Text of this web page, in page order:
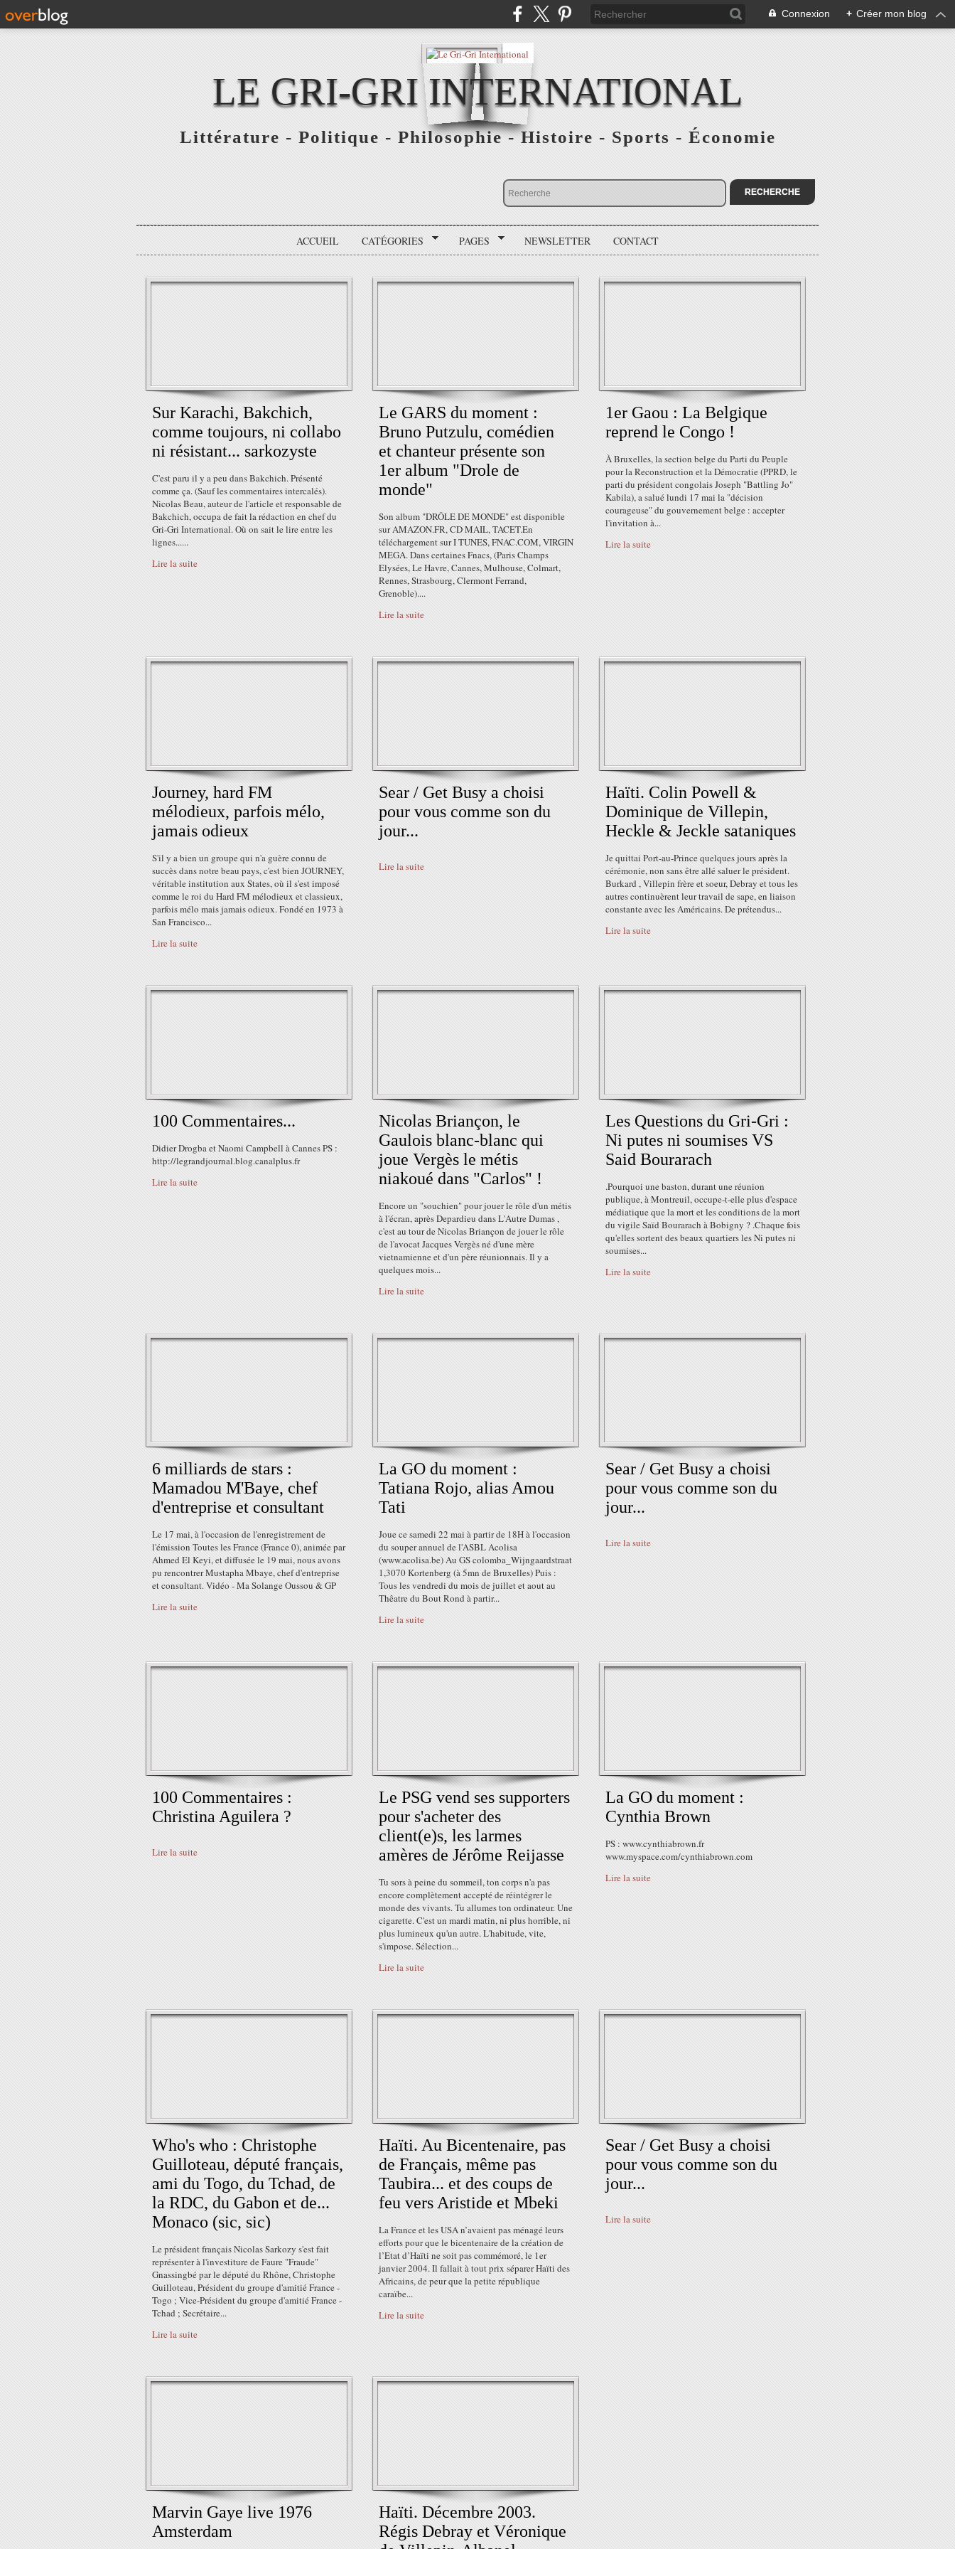
Connexion + Créer mon blog
LE GRI-GRI INTERNATIONAL
Littérature - Politique - Philosophie - Histoire - Sports - Économie
ACCUEIL CATÉGORIES PAGES NEWSLETTER CONTACT
Sur Karachi, Bakchich,
comme toujours, ni collabo
ni résistant... sarkozyste
C'est paru il y a peu dans Bakchich. Présenté
comme ça. (Sauf les commentaires intercalés).
Nicolas Beau, auteur de l'article et responsable de
Bakchich, occupa de fait la rédaction en chef du
Gri-Gri International. Où on sait le lire entre les
lignes......
Lire la suite
Le GARS du moment :
Bruno Putzulu, comédien
et chanteur présente son
1er album "Drole de
monde"
Son album "DRÔLE DE MONDE" est disponible
sur AMAZON.FR, CD MAIL, TACET.En
téléchargement sur I TUNES, FNAC.COM, VIRGIN
MEGA. Dans certaines Fnacs, (Paris Champs
Elysées, Le Havre, Cannes, Mulhouse, Colmart,
Rennes, Strasbourg, Clermont Ferrand,
Grenoble)....
Lire la suite
1er Gaou : La Belgique
reprend le Congo !
À Bruxelles, la section belge du Parti du Peuple
pour la Reconstruction et la Démocratie (PPRD, le
parti du président congolais Joseph "Battling Jo"
Kabila), a salué lundi 17 mai la "décision
courageuse" du gouvernement belge : accepter
l'invitation à...
Lire la suite
Journey, hard FM
mélodieux, parfois mélo,
jamais odieux
S'il y a bien un groupe qui n'a guère connu de
succès dans notre beau pays, c'est bien JOURNEY,
véritable institution aux States, où il s'est imposé
comme le roi du Hard FM mélodieux et classieux,
parfois mélo mais jamais odieux. Fondé en 1973 à
San Francisco...
Lire la suite
Sear / Get Busy a choisi
pour vous comme son du
jour...
Lire la suite
Haïti. Colin Powell &
Dominique de Villepin,
Heckle & Jeckle sataniques
Je quittai Port-au-Prince quelques jours après la
cérémonie, non sans être allé saluer le président.
Burkard , Villepin frère et soeur, Debray et tous les
autres continuèrent leur travail de sape, en liaison
constante avec les Américains. De prétendus...
Lire la suite
100 Commentaires...
Didier Drogba et Naomi Campbell à Cannes PS :
http://legrandjournal.blog.canalplus.fr
Lire la suite
Nicolas Briançon, le
Gaulois blanc-blanc qui
joue Vergès le métis
niakoué dans "Carlos" !
Encore un "souchien" pour jouer le rôle d'un métis
à l'écran, après Depardieu dans L'Autre Dumas ,
c'est au tour de Nicolas Briançon de jouer le rôle
de l'avocat Jacques Vergès né d'une mère
vietnamienne et d'un père réunionnais. Il y a
quelques mois...
Lire la suite
Les Questions du Gri-Gri :
Ni putes ni soumises VS
Said Bourarach
.Pourquoi une baston, durant une réunion
publique, à Montreuil, occupe-t-elle plus d'espace
médiatique que la mort et les conditions de la mort
du vigile Saïd Bourarach à Bobigny ? .Chaque fois
qu'elles sortent des beaux quartiers les Ni putes ni
soumises...
Lire la suite
6 milliards de stars :
Mamadou M'Baye, chef
d'entreprise et consultant
Le 17 mai, à l'occasion de l'enregistrement de
l'émission Toutes les France (France 0), animée par
Ahmed El Keyi, et diffusée le 19 mai, nous avons
pu rencontrer Mustapha Mbaye, chef d'entreprise
et consultant. Vidéo - Ma Solange Oussou & GP
Lire la suite
La GO du moment :
Tatiana Rojo, alias Amou
Tati
Joue ce samedi 22 mai à partir de 18H à l'occasion
du souper annuel de l'ASBL Acolisa
(www.acolisa.be) Au GS colomba_Wijngaardstraat
1,3070 Kortenberg (à 5mn de Bruxelles) Puis :
Tous les vendredi du mois de juillet et aout au
Thêatre du Bout Rond à partir...
Lire la suite
Sear / Get Busy a choisi
pour vous comme son du
jour...
Lire la suite
100 Commentaires :
Christina Aguilera ?
Lire la suite
Le PSG vend ses supporters
pour s'acheter des
client(e)s, les larmes
amères de Jérôme Reijasse
Tu sors à peine du sommeil, ton corps n'a pas
encore complètement accepté de réintégrer le
monde des vivants. Tu allumes ton ordinateur. Une
cigarette. C'est un mardi matin, ni plus horrible, ni
plus lumineux qu'un autre. L'habitude, vite,
s'impose. Sélection...
Lire la suite
La GO du moment :
Cynthia Brown
PS : www.cynthiabrown.fr
www.myspace.com/cynthiabrown.com
Lire la suite
Who's who : Christophe
Guilloteau, député français,
ami du Togo, du Tchad, de
la RDC, du Gabon et de...
Monaco (sic, sic)
Le président français Nicolas Sarkozy s'est fait
représenter à l'investiture de Faure "Fraude"
Gnassingbé par le député du Rhône, Christophe
Guilloteau, Président du groupe d'amitié France -
Togo ; Vice-Président du groupe d'amitié France -
Tchad ; Secrétaire...
Lire la suite
Haïti. Au Bicentenaire, pas
de Français, même pas
Taubira... et des coups de
feu vers Aristide et Mbeki
La France et les USA n’avaient pas ménagé leurs
efforts pour que le bicentenaire de la création de
l’Etat d’Haïti ne soit pas commémoré, le 1er
janvier 2004. Il fallait à tout prix séparer Haïti des
Africains, de peur que la petite république
caraïbe...
Lire la suite
Sear / Get Busy a choisi
pour vous comme son du
jour...
Lire la suite
Marvin Gaye live 1976
Amsterdam
Haïti. Décembre 2003.
Régis Debray et Véronique